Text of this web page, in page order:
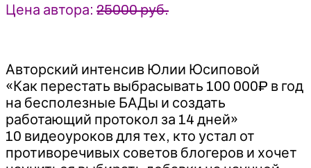
Цена автора: 25000 руб.
Авторский интенсив Юлии Юсиповой
«Как перестать выбрасывать 100 000₽ в год
на бесполезные БАДы и создать
работающий протокол за 14 дней»
10 видеоуроков для тех, кто устал от
противоречивых советов блогеров и хочет